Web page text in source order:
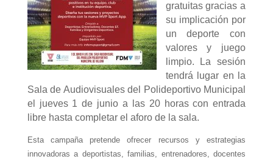
gratuitas gracias a
su implicación por
un deporte con
valores y juego
limpio. La sesión
tendrá lugar en la
Sala de Audiovisuales del Polideportivo Municipal
el jueves 1 de junio a las 20 horas con entrada
libre hasta completar el aforo de la sala.
Esta campaña pretende ofrecer recursos y estrategias
innovadoras a deportistas, familias, entrenadores, docentes